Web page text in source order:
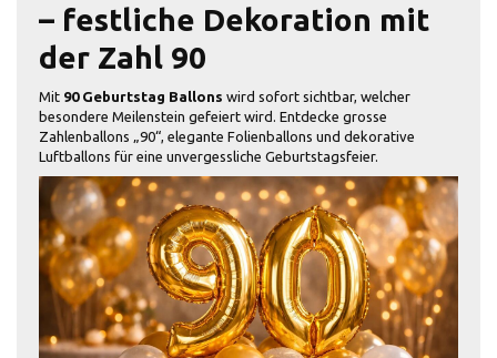
– festliche Dekoration mit
der Zahl 90
Mit 90 Geburtstag Ballons wird sofort sichtbar, welcher
besondere Meilenstein gefeiert wird. Entdecke grosse
Zahlenballons „90“, elegante Folienballons und dekorative
Luftballons für eine unvergessliche Geburtstagsfeier.